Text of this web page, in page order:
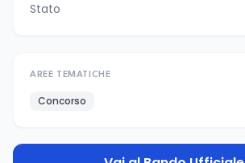
Stato
AREE TEMATICHE
Concorso